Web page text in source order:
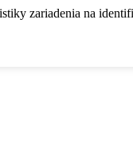
zariadenia na